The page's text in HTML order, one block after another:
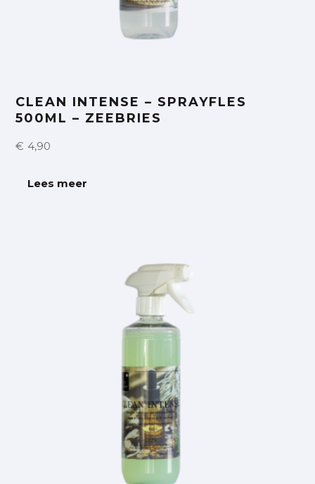
CLEAN INTENSE – SPRAYFLES
500ML – ZEEBRIES
€ 4,90
Lees meer